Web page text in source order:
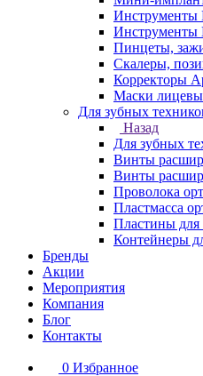
Инструменты
Инструменты
Пинцеты,
Скалеры,
Корректоры
Маски
Для зубных
Назад
Для зубных
Винты
Винты
Проволока
Пластмасса
Пластины для
Контейнеры
Бренды
Акции
Мероприятия
Компания
Блог
Контакты
0 Избранное